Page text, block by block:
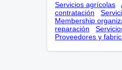
Servicios agrícolas
contratación
Membership
reparación
Proveedores y